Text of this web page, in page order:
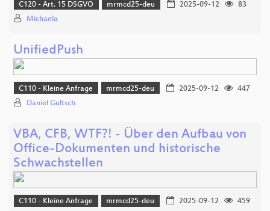
C120 - Art. 15 DSGVO mrmcd25-deu 2025-09-12
83
Michaela
UnifiedPush
C110 - Kleine Anfrage mrmcd25-deu 2025-09-12
447
Daniel Gultsch
VBA, CFB, WTF?! - Über den Aufbau von
Office-Dokumenten und historische
Schwachstellen
C110 - Kleine Anfrage mrmcd25-deu 2025-09-12
459